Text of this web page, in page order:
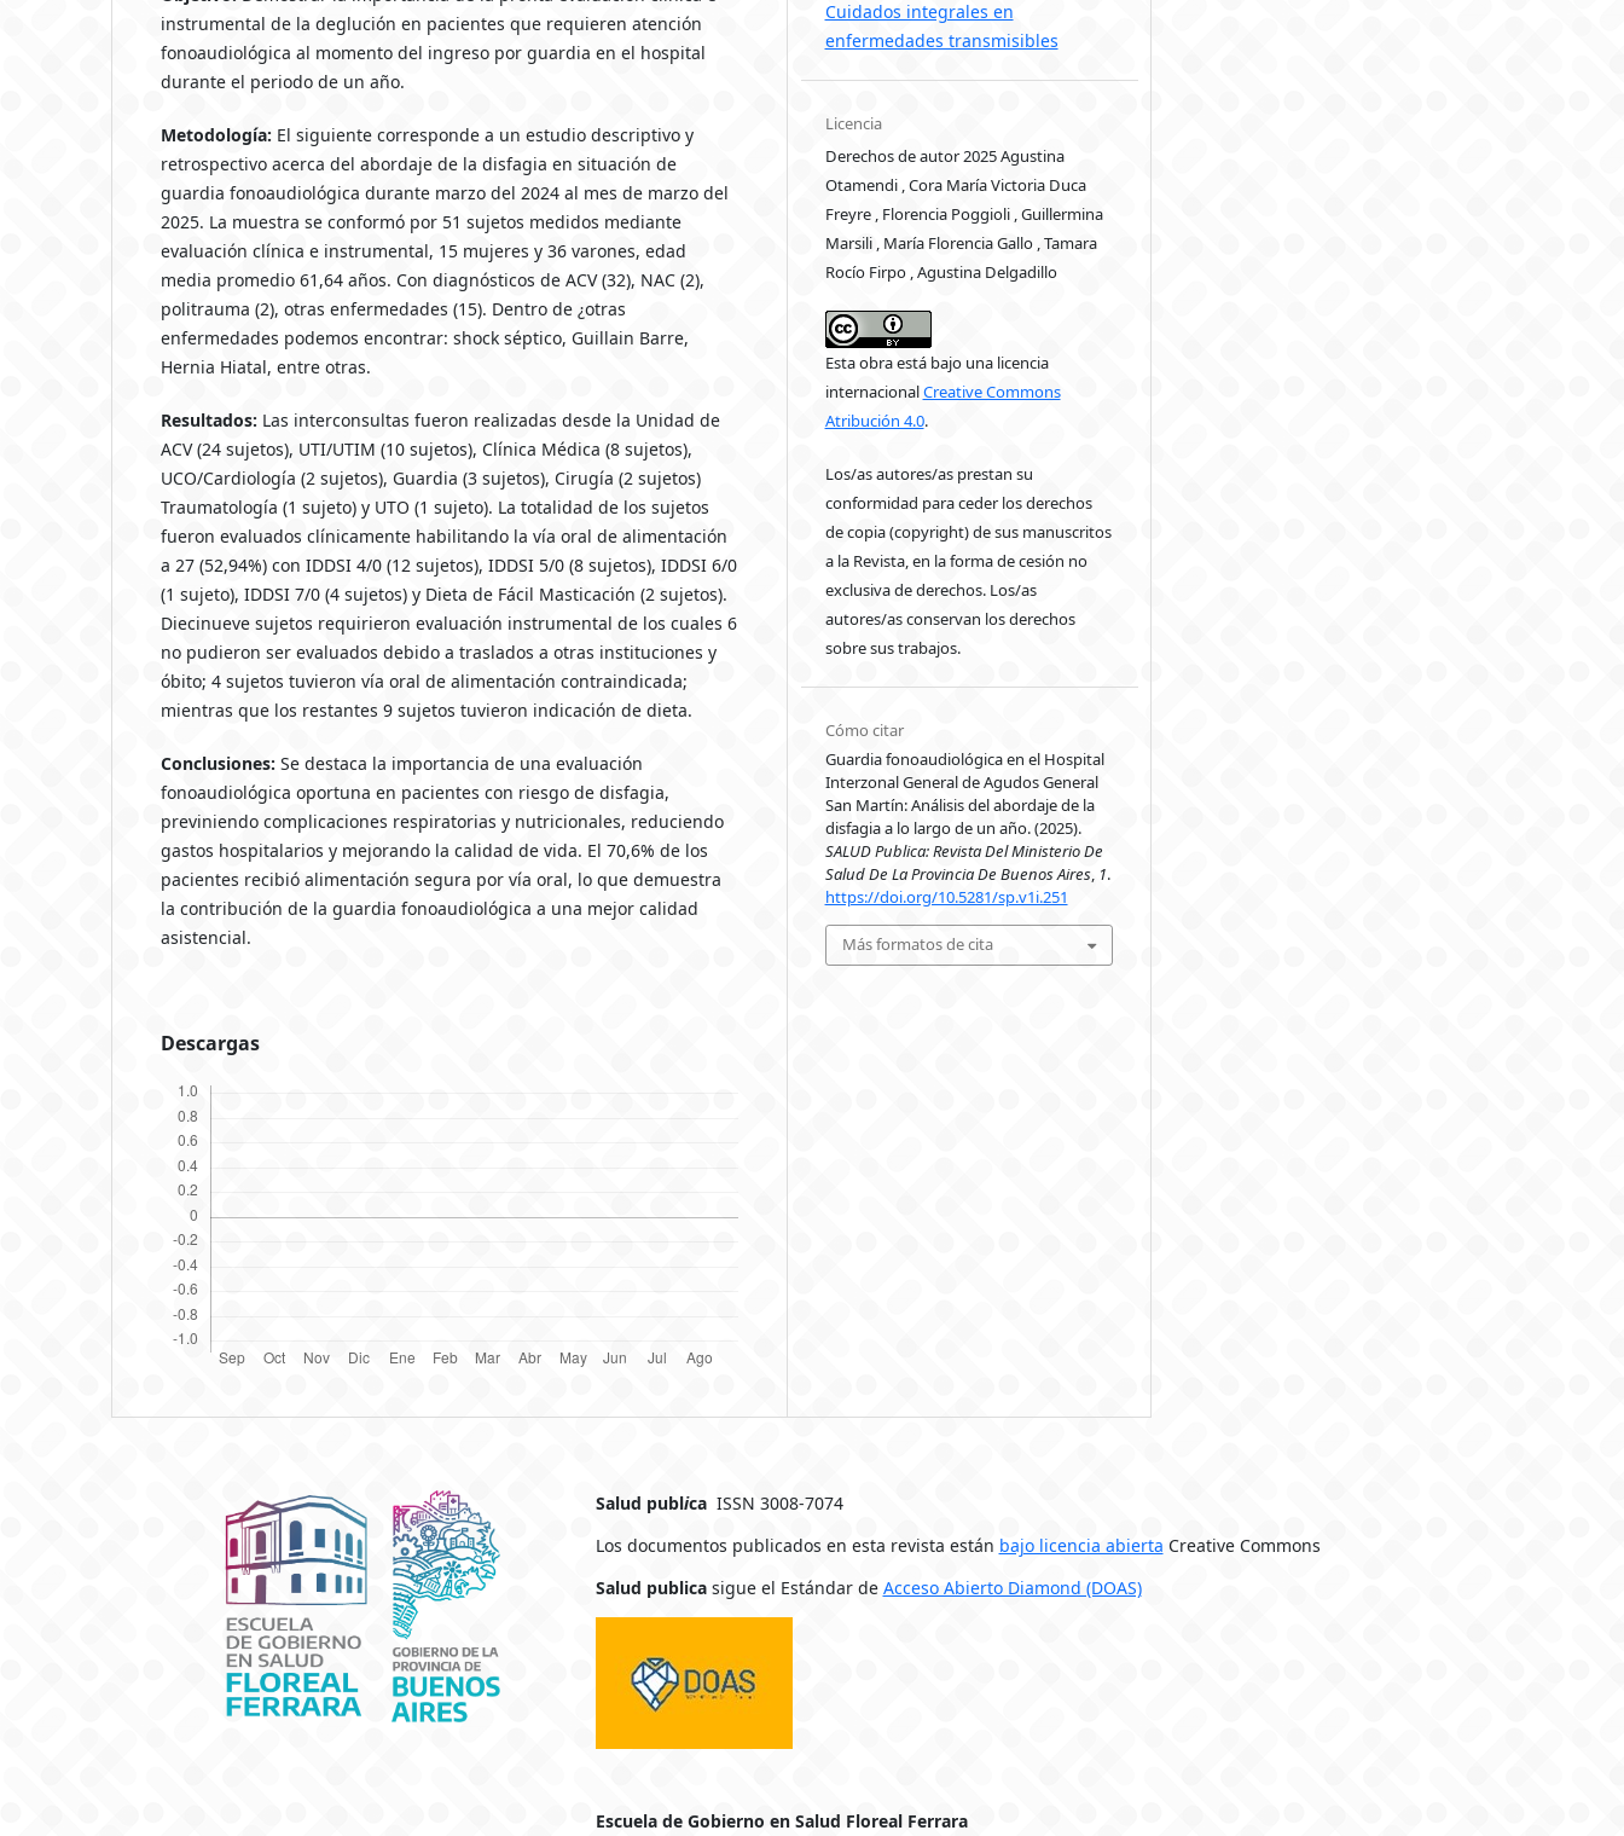
instrumental de la deglución en pacientes que requieren atención
fonoaudiológica al momento del ingreso por guardia en el hospital
durante el periodo de un año.
Metodología:El siguiente corresponde a un estudio descriptivo y
retrospectivo acerca del abordaje de la disfagia en situación de
guardia fonoaudiológica durante marzo del 2024 al mes de marzo del
2025. La muestra se conformó por 51 sujetos medidos mediante
evaluación clínica e instrumental, 15 mujeres y 36 varones, edad
media promedio 61,64 años. Con diagnósticos de ACV (32), NAC (2),
politrauma (2), otras enfermedades (15). Dentro de ¿otras
enfermedades podemos encontrar: shock séptico, Guillain Barre,
Hernia Hiatal, entre otras.
Resultados: Las interconsultas fueron realizadas desde la Unidad de
ACV (24 sujetos), UTI/UTIM (10 sujetos), Clínica Médica (8 sujetos),
UCO/Cardiología (2 sujetos), Guardia (3 sujetos), Cirugía (2 sujetos)
Traumatología (1 sujeto) y UTO (1 sujeto). La totalidad de los sujetos
fueron evaluados clínicamente habilitando la vía oral de alimentación
a 27 (52,94%) con IDDSI 4/0 (12 sujetos), IDDSI 5/0 (8 sujetos), IDDSI 6/0
(1 sujeto), IDDSI 7/0 (4 sujetos) y Dieta de Fácil Masticación (2 sujetos).
Diecinueve sujetos requirieron evaluación instrumental de los cuales 6
no pudieron ser evaluados debido a traslados a otras instituciones y
óbito; 4 sujetos tuvieron vía oral de alimentación contraindicada;
mientras que los restantes 9 sujetos tuvieron indicación de dieta.
Conclusiones: Se destaca la importancia de una evaluación
fonoaudiológica oportuna en pacientes con riesgo de disfagia,
previniendo complicaciones respiratorias y nutricionales, reduciendo
gastos hospitalarios y mejorando la calidad de vida. El 70,6% de los
pacientes recibió alimentación segura por vía oral, lo que demuestra
la contribución de la guardia fonoaudiológica a una mejor calidad
asistencial.
Descargas
Cuidados integrales en
enfermedades transmisibles
Licencia
Derechos de autor 2025 Agustina
Otamendi , Cora María Victoria Duca
Freyre , Florencia Poggioli , Guillermina
Marsili , María Florencia Gallo , Tamara
Rocío Firpo , Agustina Delgadillo
Esta obra está bajo una licencia
internacionalCreative Commons
Atribución 4.0.
Los/as autores/as prestan su
conformidad para ceder los derechos
de copia (copyright) de sus manuscritos
a la Revista, en la forma de cesión no
exclusiva de derechos. Los/as
autores/as conservan los derechos
sobre sus trabajos.
Cómo citar
Guardia fonoaudiológica en el Hospital
Interzonal General de Agudos General
San Martín: Análisis del abordaje de la
disfagia a lo largo de un año. (2025).
SALUD Publica: Revista Del Ministerio De
Salud De La Provincia De Buenos Aires, 1.
https://doi.org/10.5281/sp.v1i.251
Más formatos de cita
Salud publicaISSN 3008-7074
Los documentos publicados en esta revista están bajo licencia abierta Creative Commons
Salud publicasigue el Estándar de Acceso Abierto Diamond (DOAS)
Escuela de Gobierno en Salud Floreal Ferrara